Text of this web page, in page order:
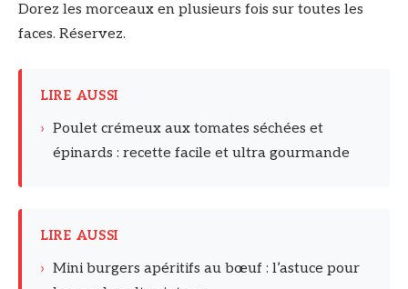
Dorez les morceaux en plusieurs fois sur toutes les
faces. Réservez.
LIRE AUSSI
› Poulet crémeux aux tomates séchées et
épinards : recette facile et ultra gourmande
LIRE AUSSI
› Mini burgers apéritifs au bœuf : l’astuce pour